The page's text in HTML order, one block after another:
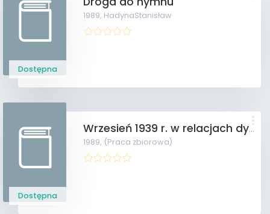
Dostępna
1989, HadynaStanisław
Dostępna
Wrzesień 1939 r. w relacjach dyplomatów
1989, (Praca zbiorowa)